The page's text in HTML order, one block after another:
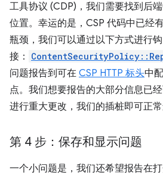
工具协议 (CDP)，我们需要找到后
位置。幸运的是，CSP 代码中已经
瓶颈，我们可以通过以下方式进行钩
接：
问题报告到可在 CSP HTTP 标头中
点。我们想要报告的大部分信息已
进行重大更改，我们的插桩即可正常
第 4 步：保存和显示问题
一个小问题是，我们还希望报告在